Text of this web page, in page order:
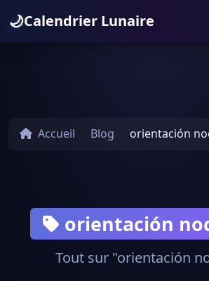
🌙Calendrier Lunaire
Accueil Blog orientación
orientación
Tout sur "orientación